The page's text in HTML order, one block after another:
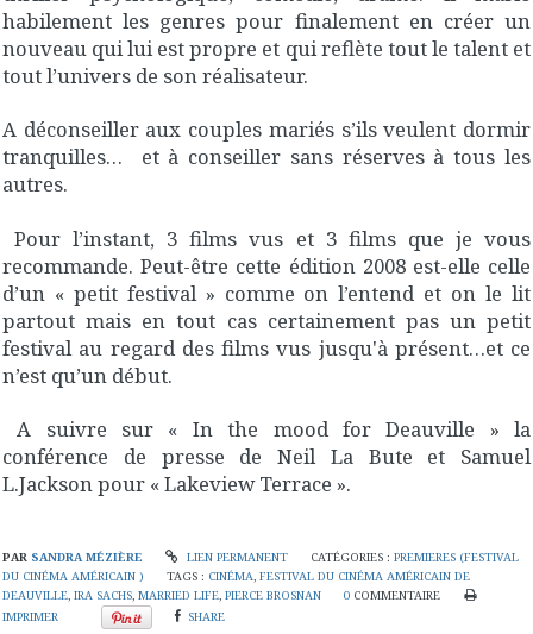
habilement les genres pour finalement en créer un
nouveau qui lui est propre et qui reflète tout le talent et
tout l’univers de son réalisateur.
A déconseiller aux couples mariés s’ils veulent dormir
tranquilles… et à conseiller sans réserves à tous les
autres.
Pour l’instant, 3 films vus et 3 films que je vous
recommande. Peut-être cette édition 2008 est-elle celle
d’un « petit festival » comme on l’entend et on le lit
partout mais en tout cas certainement pas un petit
festival au regard des films vus jusqu'à présent…et ce
n’est qu’un début.
A suivre sur « In the mood for Deauville » la
conférence de presse de Neil La Bute et Samuel
L.Jackson pour « Lakeview Terrace ».
PAR SANDRA MÉZIÈRE LIEN PERMANENT CATÉGORIES :PREMIERES (FESTIVAL
DU CINÉMA AMÉRICAIN )
TAGS : CINÉMA,FESTIVAL DU CINÉMA AMÉRICAIN DE
DEAUVILLE, IRA SACHS, MARRIED LIFE, PIERCE BROSNAN 0 COMMENTAIRE
IMPRIMER
SHARE